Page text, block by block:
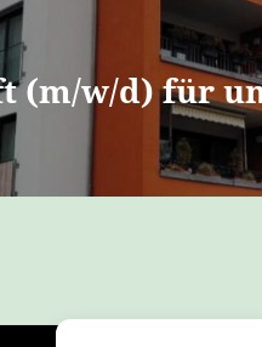
(m/w/d) für